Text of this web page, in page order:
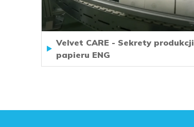
Velvet CARE - Sekrety produkcji
papieru ENG